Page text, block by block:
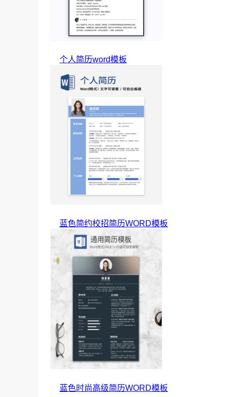
个人简历word模板
蓝色简约校招简历WORD模板
蓝色时尚高级简历WORD模板